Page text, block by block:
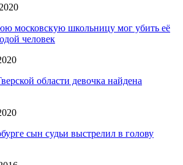
московскую школьницу мог убить её
человек
области девочка найдена
сын судьи выстрелил в голову